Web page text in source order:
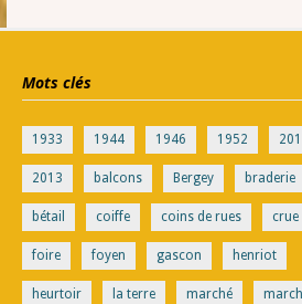
Mots clés
1933 1944 1946 1952
2013 balcons Bergey braderie
bétail coiffe coins de rues crue
foire foyen gascon henriot
heurtoir la terre marché